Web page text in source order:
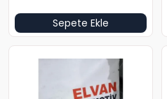
Sepete Ekle